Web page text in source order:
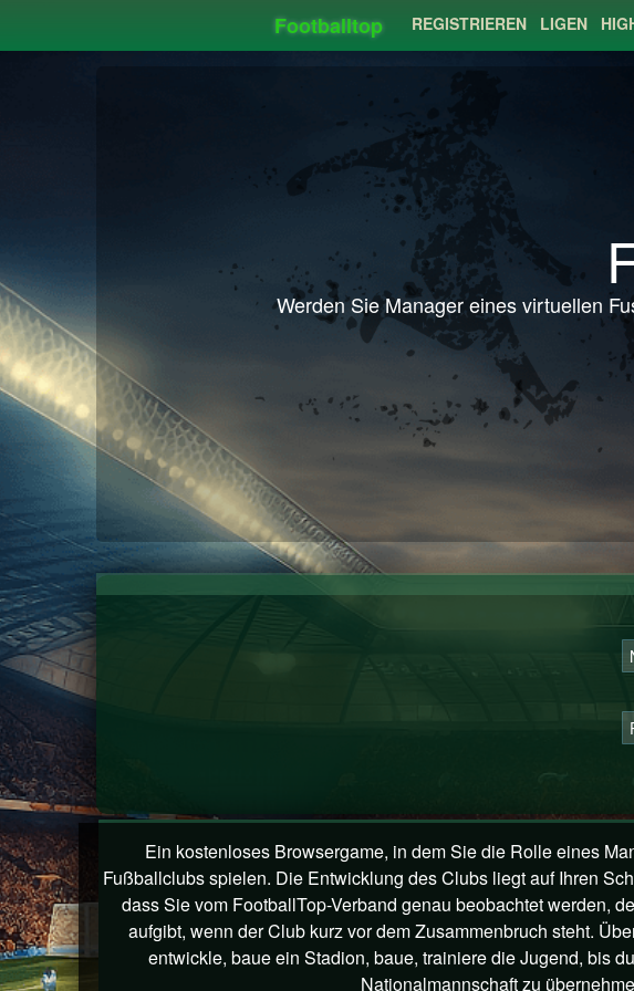
Footballtop REGISTRIEREN LIGEN
Werden Sie Manager eines virtuellen
Ein kostenloses Browsergame, in dem Sie die Rolle eines
Fußballclubs spielen. Die Entwicklung des Clubs liegt auf Ihren
dass Sie vom FootballTop-Verband genau beobachtet werden,
aufgibt, wenn der Club kurz vor dem Zusammenbruch steht.
entwickle, baue ein Stadion, baue, trainiere die Jugend, bis
Nationalmannschaft zu